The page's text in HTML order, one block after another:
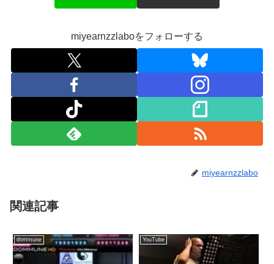
miyearnzzlaboをフォローする
miyearnzzlabo
関連記事
dommune YouTube